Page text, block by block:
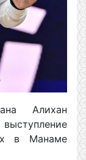
Алихан
в Манаме